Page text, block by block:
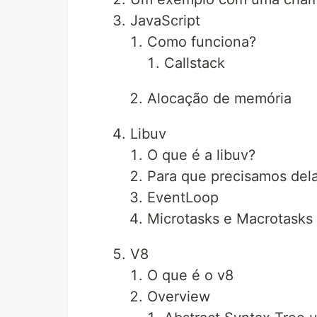
JavaScript
Como funciona?
Callstack
Alocação de memória
Libuv
O que é a libuv?
Para que precisamos
EventLoop
Microtasks e Macrotasks
V8
O que é o v8
Overview